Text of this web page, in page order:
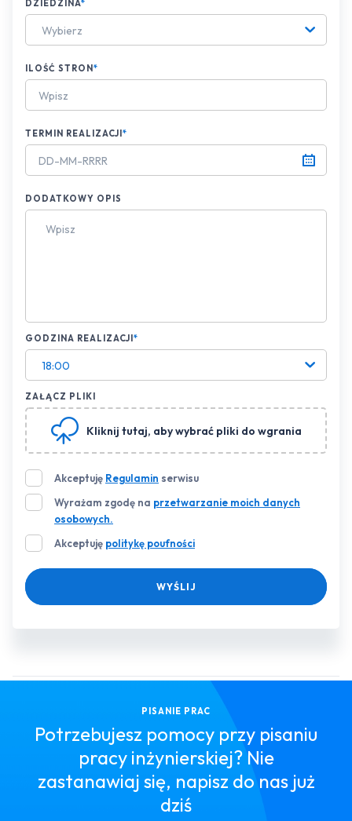
DZIEDZINA*
Wybierz
ILOŚĆ STRON*
TERMIN REALIZACJI *
DODATKOWY OPIS
GODZINA REALIZACJI *
18:00
ZAŁĄCZ PLIKI
Kliknij tutaj, aby wybrać pliki do wgrania
Akceptuję Regulamin serwisu
Wyrażam zgodę na przetwarzanie moich danych
osobowych.
Akceptuję politykę poufności
WYŚLIJ
PISANIE PRAC
Potrzebujesz pomocy przy pisaniu
pracy inżynierskiej? Nie
zastanawiaj się, napisz do nas już
dziś